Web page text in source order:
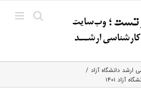
ارشد دانشگاه آزاد
آزاد ۱۴۰۱